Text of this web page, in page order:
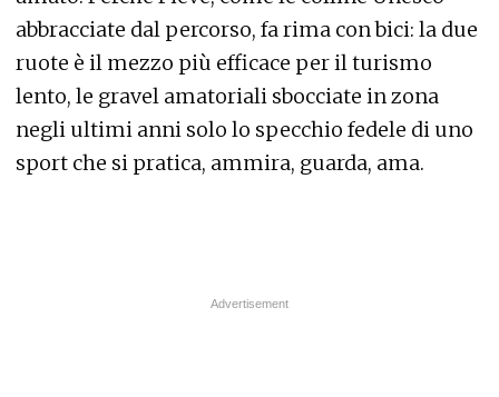
abbracciate dal percorso, fa rima con bici: la due
ruote è il mezzo più efficace per il turismo
lento, le gravel amatoriali sbocciate in zona
negli ultimi anni solo lo specchio fedele di uno
sport che si pratica, ammira, guarda, ama.